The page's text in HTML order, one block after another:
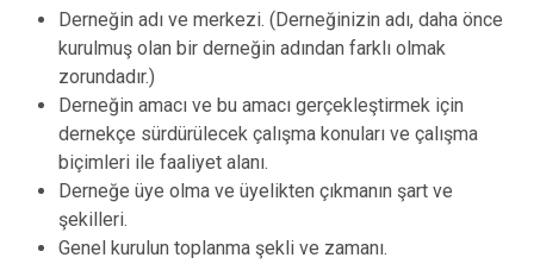
Derneğin adı ve merkezi. (Derneğinizin adı, daha önce
kurulmuş olan bir derneğin adından farklı olmak
zorundadır.)
Derneğin amacı ve bu amacı gerçekleştirmek için
dernekçe sürdürülecek çalışma konuları ve çalışma
biçimleri ile faaliyet alanı.
Derneğe üye olma ve üyelikten çıkmanın şart ve
şekilleri.
Genel kurulun toplanma şekli ve zamanı.